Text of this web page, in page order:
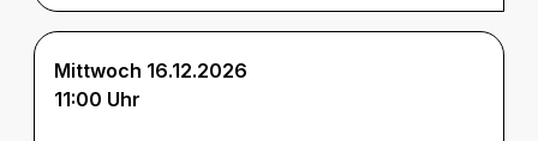
Mittwoch 16.12.2026
11:00 Uhr